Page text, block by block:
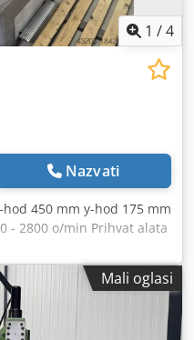
1 /4
Nazvati
hod 450 mm y-hod 175 mm
- 2800 o/min Prihvat alata
potrebna cca 1,1 x 1
je u vrlo dobrom,
Mali oglasi